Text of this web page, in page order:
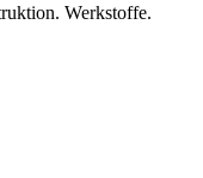
Werkstoffe.